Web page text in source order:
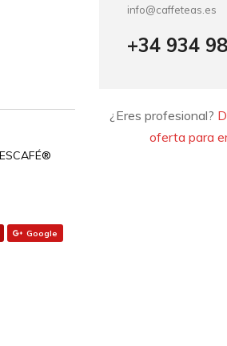
Google
info@caffeteas.es
+34 934
¿Eres profesional?
oferta para